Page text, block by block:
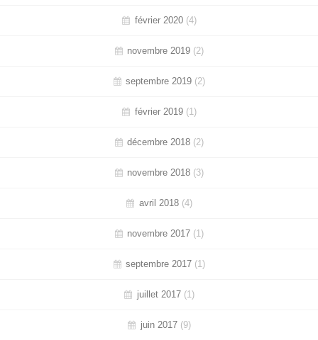
février 2020(4)
novembre 2019 (2)
septembre 2019 (2)
février 2019(1)
décembre 2018 (2)
novembre 2018 (3)
avril 2018(4)
novembre 2017 (1)
septembre 2017 (1)
juillet 2017(1)
juin 2017(9)